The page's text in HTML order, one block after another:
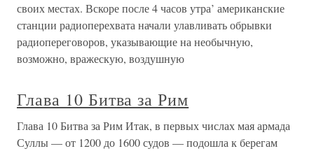
своих местах. Вскоре после 4 часов утра’ американские
станции радиоперехвата начали улавливать обрывки
радиопереговоров, указывающие на необычную,
возможно, вражескую, воздушную
Глава 10 Битва за Рим
Глава 10 Битва за Рим Итак, в первых числах мая армада
Суллы — от 1200 до 1600 судов — подошла к берегам